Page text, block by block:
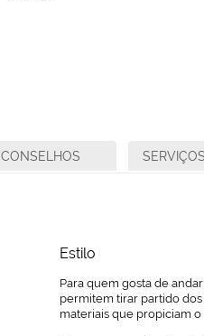
Estilo
Para quem gosta de
permitem tirar partido
materiais que propiciam
CONSELHOS